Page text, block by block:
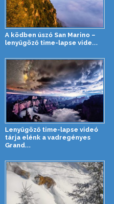
A ködben úszó San Marino –
lenyűgöző time-lapse vide...
Lenyűgöző time-lapse videó
tárja elénk a vadregényes
Grand...